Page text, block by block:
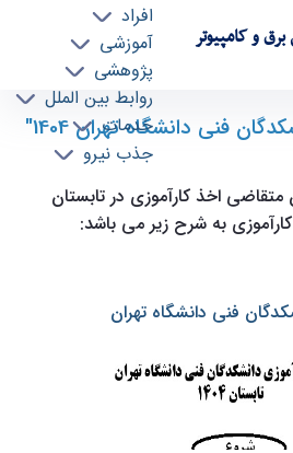
و کامپیوتر
افراد
آموزشی
پژوهشی
روابط بین الملل
خدمات
جذب نیرو
فنی دانشگاه تهران
فنی دانشگاه تهران 1404"
متقاضی اخذ کارآموزی در تابستان
فنی دانشگاه تهران